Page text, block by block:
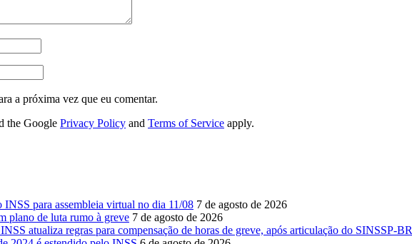
a próxima vez que eu comentar.
the Google Privacy Policy and Terms of Service apply.
para assembleia virtual no dia 11/08 7 de agosto de 2026
plano de luta rumo à greve 7 de agosto de 2026
atualiza regras para compensação de horas de greve, após articulação do SINSSP-BR